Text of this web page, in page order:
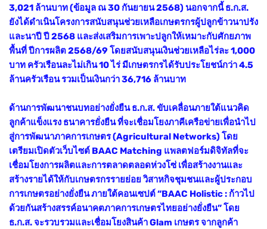
3,021 ล้านบาท (ข้อมูล ณ 30 กันยายน 2568) นอกจากนี้ ธ.ก.ส.
ยังได้ดำเนินโครงการสนับสนุนช่วยเหลือเกษตรกรผู้ปลูกข้าวนาปรัง
และนาปี ปี 2568 และส่งเสริมการเพาะปลูกให้เหมาะกับศักยภาพ
พื้นที่ ปีการผลิต 2568/69 โดยสนับสนุนเงินช่วยเหลือไร่ละ 1,000
บาท ครัวเรือนละไม่เกิน 10 ไร่ มีเกษตรกรได้รับประโยชน์กว่า 4.5
ล้านครัวเรือน รวมเป็นเงินกว่า 36,716 ล้านบาท
ด้านการพัฒนาชนบทอย่างยั่งยืน ธ.ก.ส. ขับเคลื่อนภายใต้แนวคิด
ลูกค้าแข็งแรง ธนาคารยั่งยืน ที่จะเชื่อมโยงภาคีเครือข่ายเพื่อนำไป
สู่การพัฒนาภาคการเกษตร (Agricultural Networks) โดย
เตรียมเปิดตัวเว็บไซต์ BAAC Matching แพลตฟอร์มดิจิทัลที่จะ
เชื่อมโยงการผลิตและการตลาดตลอดห่วงโซ่ เพื่อสร้างงานและ
สร้างรายได้ให้กับเกษตรกรรายย่อย วิสาหกิจชุมชนและผู้ประกอบ
การเกษตรอย่างยั่งยืน ภายใต้คอนเซปต์ “BAAC Holistic : ก้าวไป
ด้วยกันสร้างสรรค์อนาคตภาคการเกษตรไทยอย่างยั่งยืน” โดย
ธ.ก.ส. จะรวบรวมและเชื่อมโยงสินค้า Glam เกษตร จากลูกค้า